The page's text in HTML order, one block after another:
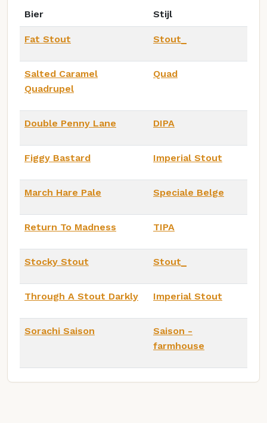
Bier Stijl
Fat Stout Stout_
Salted Caramel
Quadrupel
Quad
Double Penny Lane DIPA
Figgy Bastard Imperial Stout
March Hare Pale Speciale Belge
Return To Madness TIPA
Stocky Stout Stout_
Through A Stout Darkly Imperial Stout
Sorachi Saison
Saison -
farmhouse